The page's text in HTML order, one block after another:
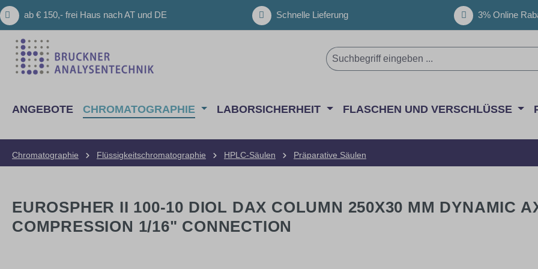
Hauptinhalt springen
Zur Suche springen
Zur Hauptnavigation springen
ab € 150,- frei Haus nach AT und DE Schnelle Lieferung 3% Online
ANGEBOTE CHROMATOGRAPHIE LABORSICHERHEIT FLASCHEN UND VERSCHLÜSSE
Chromatographie Flüssigkeitschromatographie HPLC-Säulen Präparative Säulen
EUROSPHER II 100-10 DIOL DAX COLUMN 250X30 MM DYNAMIC
COMPRESSION 1/16" CONNECTION